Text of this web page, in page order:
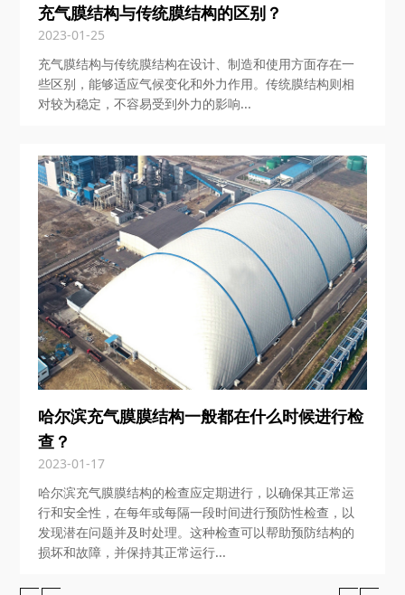
充气膜结构与传统膜结构的区别？
2023-01-25
充气膜结构与传统膜结构在设计、制造和使用方面存在一
些区别，能够适应气候变化和外力作用。传统膜结构则相
对较为稳定，不容易受到外力的影响...
哈尔滨充气膜膜结构一般都在什么时候进行检
查？
2023-01-17
哈尔滨充气膜膜结构的检查应定期进行，以确保其正常运
行和安全性，在每年或每隔一段时间进行预防性检查，以
发现潜在问题并及时处理。这种检查可以帮助预防结构的
损坏和故障，并保持其正常运行...